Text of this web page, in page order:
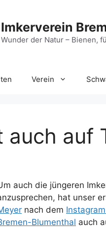
Imkerverein
Wunder der Natur – Bienen,
Verein
auf
auch die jüngeren
hat unser
nach dem
Blumenthal auch